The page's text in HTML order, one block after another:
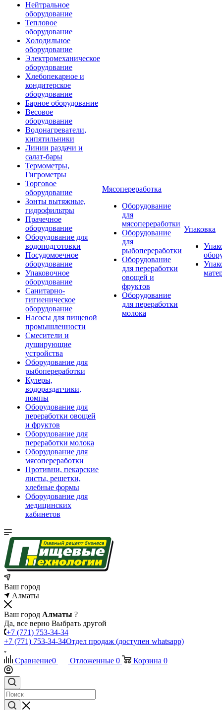
Нейтральное
оборудование
Тепловое
оборудование
Холодильное
оборудование
Электромеханическое
оборудование
Хлебопекарное и
кондитерское
оборудование
Барное оборудование
Весовое
оборудование
Водонагреватели,
кипятильники
Линии раздачи и
салат-бары
Термометры,
Гигрометры
Торговое
оборудование
Зонты вытяжные,
гидрофильтры
Прачечное
оборудование
Оборудование для
водоподготовки
Посудомоечное
оборудование
Упаковочное
оборудование
Санитарно-
гигиеническое
оборудование
Насосы для пищевой
промышленности
Смесители и
душирующие
устройства
Оборудование для
рыбопереработки
Кулеры,
водораздатчики,
помпы
Оборудование для
переработки овощей
и фруктов
Оборудование для
переработки молока
Оборудование для
мясопереработки
Противни, пекарские
листы, решетки,
хлебные формы
Оборудование для
медицинских
кабинетов
Мясопереработка
Оборудование
для
мясопереработки
Оборудование
для
рыбопереработки
Оборудование
для переработки
овощей и
фруктов
Оборудование
для переработки
молока
Упаковка
Ваш город
Алматы
Ваш город Алматы ?
Да, все верно Выбрать другой
+7 (771) 753-34-34
+7 (771) 753-34-34Отдел продаж (доступен whatsapp)
Сравнение0 Отложенные 0 Корзина 0